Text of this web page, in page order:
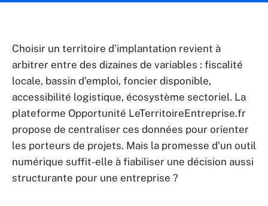
Choisir un territoire d’implantation revient à
arbitrer entre des dizaines de variables : fiscalité
locale, bassin d’emploi, foncier disponible,
accessibilité logistique, écosystème sectoriel. La
plateforme Opportunité LeTerritoireEntreprise.fr
propose de centraliser ces données pour orienter
les porteurs de projets. Mais la promesse d’un outil
numérique suffit-elle à fiabiliser une décision aussi
structurante pour une entreprise ?